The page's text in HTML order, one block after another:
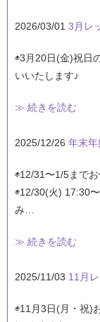
2026/03/01 3月レ
◉3月20日(金)祝日
いいたします♪
≫ 続きを読む
2025/12/26 年末
◉12/31〜1/5まで
◉12/30(火) 17:30
み…
≫ 続きを読む
2025/11/03 11月
◉11月3日(月・祝)